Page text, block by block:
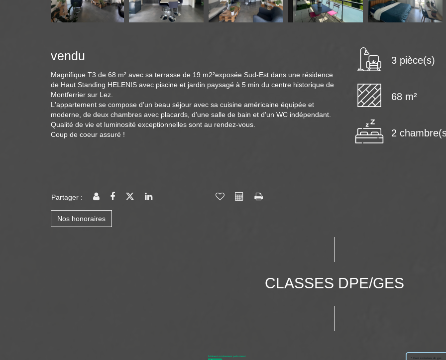
vendu
Magnifique T3 de 68 m² avec sa terrasse de 19 m2²exposée Sud-Est dans une résidence
de Haut Standing HELENIS avec piscine et jardin paysagé à 5 min du centre historique de
Montferrier sur Lez.
L'appartement se compose d'un beau séjour avec sa cuisine américaine équipée et
moderne, de deux chambres avec placards, d'une salle de bain et d'un WC indépendant.
Qualité de vie et luminosité exceptionnelles sont au rendez-vous.
Coup de coeur assuré !
Partager :
Nos honoraires
3 pièce(s)
68 m²
2
CLASSES DPE/GES